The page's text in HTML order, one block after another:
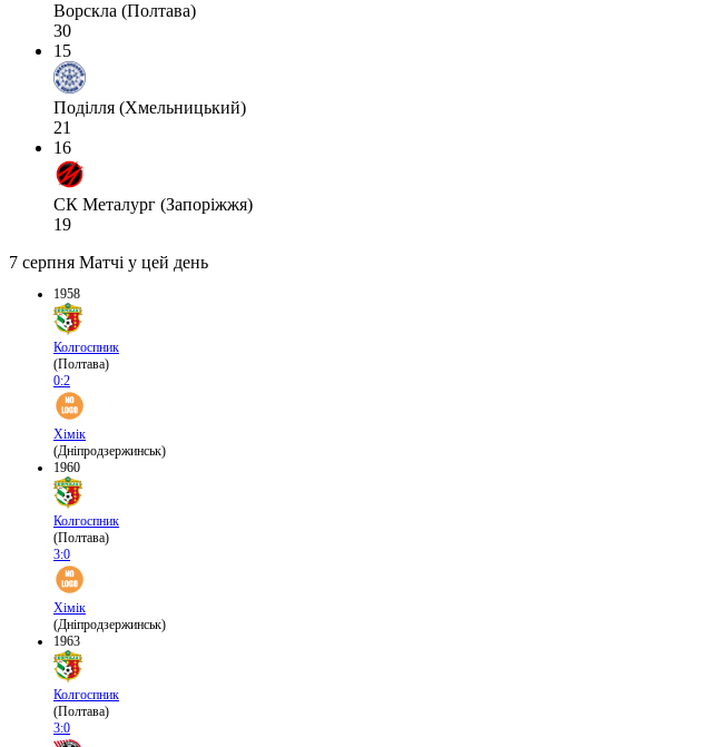
Ворскла (Полтава)
30
15
Поділля (Хмельницький)
21
16
СК Металург (Запоріжжя)
19
7 серпня Матчі у цей день
1958
Колгоспник
(Полтава)
0:2
Хімік
(Дніпродзержинськ)
1960
Колгоспник
(Полтава)
3:0
Хімік
(Дніпродзержинськ)
1963
Колгоспник
(Полтава)
3:0